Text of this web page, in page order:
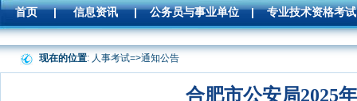
首页 | 信息资讯 | 公务员与事业单位 | 专业技术资格考试
现在的位置: 人事考试=>通知公告
合肥市公安局2025